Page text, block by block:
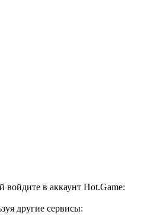
войдите в аккаунт Hot.Game:
другие сервисы: